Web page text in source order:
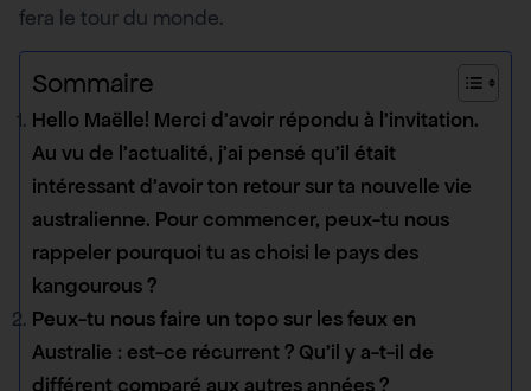
fera le tour du monde.
Sommaire
Hello Maëlle! Merci d’avoir répondu à l’invitation.
Au vu de l’actualité, j’ai pensé qu’il était
intéressant d’avoir ton retour sur ta nouvelle vie
australienne. Pour commencer, peux-tu nous
rappeler pourquoi tu as choisi le pays des
kangourous ?
Peux-tu nous faire un topo sur les feux en
Australie : est-ce récurrent ? Qu’il y a-t-il de
différent comparé aux autres années ?